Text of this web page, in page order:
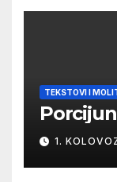
TEKSTOVI I
1.